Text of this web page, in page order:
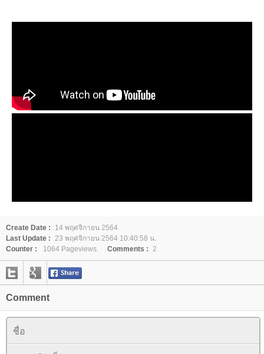
Create Date :
14 พฤศจิกายน 2564
Last Update : 23 พฤศจิกายน 2564 10:40:58 น.
Counter :
1064 Pageviews. Comments : 2
Comment